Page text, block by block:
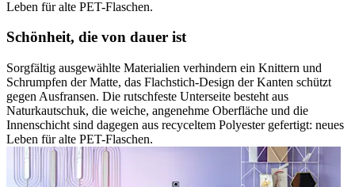
Leben für alte PET-Flaschen.
Schönheit, die von dauer ist
Sorgfältig ausgewählte Materialien verhindern ein Knittern und
Schrumpfen der Matte, das Flachstich-Design der Kanten schützt
gegen Ausfransen. Die rutschfeste Unterseite besteht aus
Naturkautschuk, die weiche, angenehme Oberfläche und die
Innenschicht sind dagegen aus recyceltem Polyester gefertigt: neues
Leben für alte PET-Flaschen.